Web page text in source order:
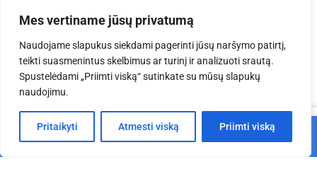
Mes vertiname jūsų privatumą
Naudojame slapukus siekdami pagerinti jūsų naršymo patirtį,
teikti suasmenintus skelbimus ar turinį ir analizuoti srautą.
Spustelėdami „Priimti viską“ sutinkate su mūsų slapukų
naudojimu.
Pritaikyti Atmesti viską Priimti viską
Į krepšelį
Pagrindinis Parduotuvė Krepšelis Paskyra